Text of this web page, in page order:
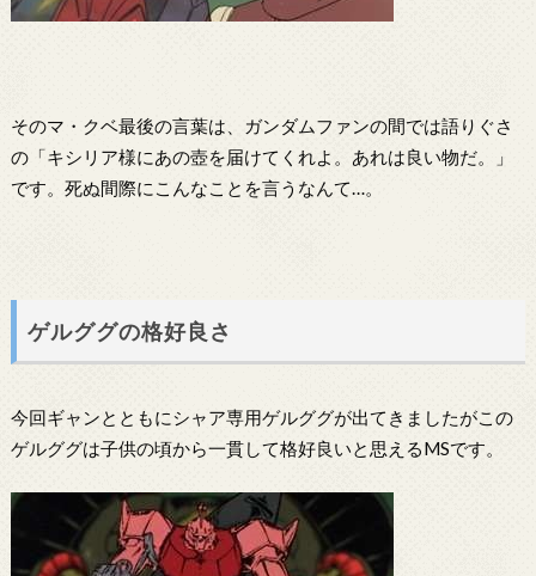
そのマ・クベ最後の言葉は、ガンダムファンの間では語りぐさ
の「キシリア様にあの壺を届けてくれよ。あれは良い物だ。」
です。死ぬ間際にこんなことを言うなんて…。
ゲルググの格好良さ
今回ギャンとともにシャア専用ゲルググが出てきましたがこの
ゲルググは子供の頃から一貫して格好良いと思えるMSです。